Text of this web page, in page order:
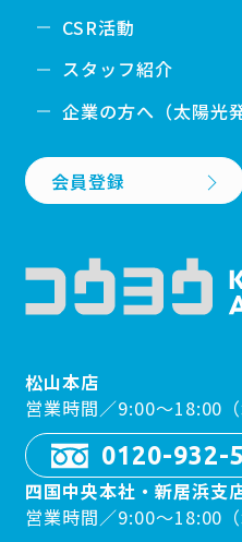
CSR活動
スタッフ紹介
企業の方へ（太陽光
会員登録
松山本店
営業時間／9:00〜18:00（
0120-932-
四国中央本社・新居浜支
営業時間／9:00〜18:00（